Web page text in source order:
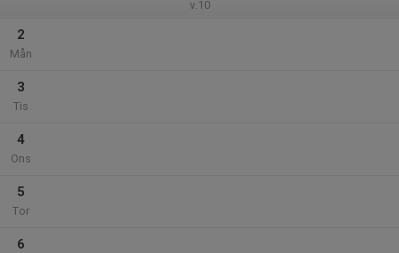
v.10
2
Mån
3
Tis
4
Ons
5
Tor
6